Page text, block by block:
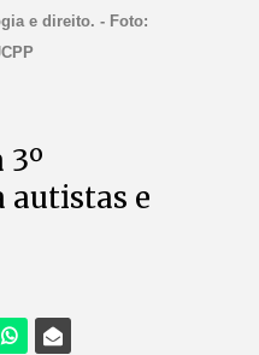
e direito. - Foto:
autistas e